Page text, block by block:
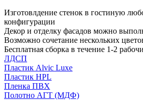
Изготовлдение стенок в гостиную
конфигурации
Декор и отделку фасадов можно
Возможно сочетание нескольких
Бесплатная сборка в течение 1-2
ЛДСП
Пластик Alvic Luxe
Пластик HPL
Пленка ПВХ
Полотно АГТ (МДФ)